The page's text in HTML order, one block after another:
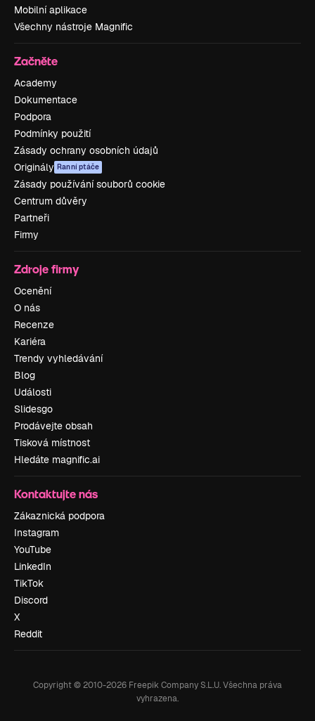
Mobilní aplikace
Všechny nástroje Magnific
Začněte
Academy
Dokumentace
Podpora
Podmínky použití
Zásady ochrany osobních údajů
Originály Ranní ptáče
Zásady používání souborů cookie
Centrum důvěry
Partneři
Firmy
Zdroje firmy
Ocenění
O nás
Recenze
Kariéra
Trendy vyhledávání
Blog
Události
Slidesgo
Prodávejte obsah
Tisková místnost
Hledáte magnific.ai
Kontaktujte nás
Zákaznická podpora
Instagram
YouTube
LinkedIn
TikTok
Discord
X
Reddit
Copyright © 2010-2026 Freepik Company S.L.U.Všechna práva
vyhrazena.